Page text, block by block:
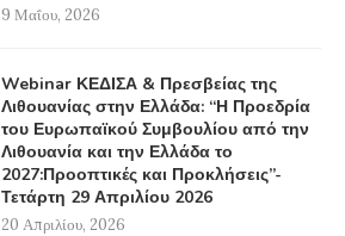
9 Μαΐου, 2026
Webinar ΚΕΔΙΣΑ & Πρεσβείας της
Λιθουανίας στην Ελλάδα: “Η Προεδρία
του Ευρωπαϊκού Συμβουλίου από την
Λιθουανία και την Ελλάδα το
2027:Προοπτικές και Προκλήσεις”-
Τετάρτη 29 Απριλίου 2026
20 Απριλίου, 2026